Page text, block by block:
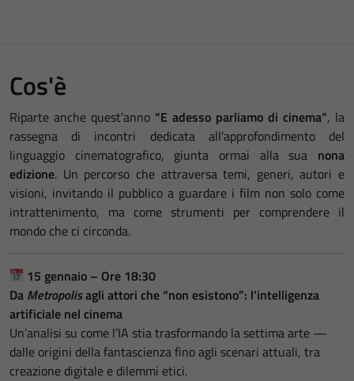
Cos'è
Riparte anche quest’anno “E adesso parliamo di cinema”, la
rassegna di incontri dedicata all’approfondimento del
linguaggio cinematografico, giunta ormai alla sua nona
edizione. Un percorso che attraversa temi, generi, autori e
visioni, invitando il pubblico a guardare i film non solo come
intrattenimento, ma come strumenti per comprendere il
mondo che ci circonda.
15 gennaio – Ore 18:30
Da Metropolisagli attori che “non esistono”: l’intelligenza
artificiale nel cinema
Un’analisi su come l’IA stia trasformando la settima arte —
dalle origini della fantascienza fino agli scenari attuali, tra
creazione digitale e dilemmi etici.